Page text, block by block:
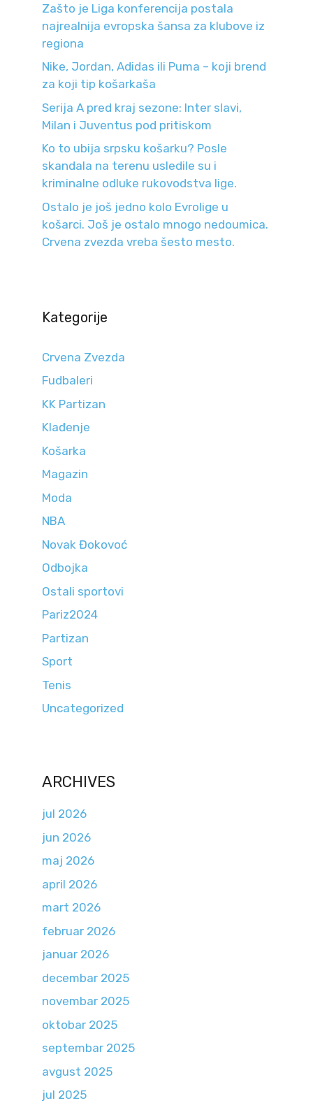
Zašto je Liga konferencija postala
najrealnija evropska šansa za klubove iz
regiona
Nike, Jordan, Adidas ili Puma – koji brend
za koji tip košarkaša
Serija A pred kraj sezone: Inter slavi,
Milan i Juventus pod pritiskom
Ko to ubija srpsku košarku? Posle
skandala na terenu usledile su i
kriminalne odluke rukovodstva lige.
Ostalo je još jedno kolo Evrolige u
košarci. Još je ostalo mnogo nedoumica.
Crvena zvezda vreba šesto mesto.
Kategorije
Crvena Zvezda
Fudbaleri
KK Partizan
Klađenje
Košarka
Magazin
Moda
NBA
Novak Đokovoć
Odbojka
Ostali sportovi
Pariz2024
Partizan
Sport
Tenis
Uncategorized
ARCHIVES
jul 2026
jun 2026
maj 2026
april 2026
mart 2026
februar 2026
januar 2026
decembar 2025
novembar 2025
oktobar 2025
septembar 2025
avgust 2025
jul 2025